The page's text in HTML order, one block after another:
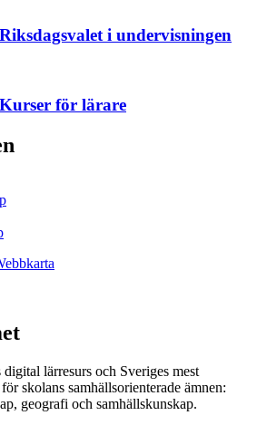
i undervisningen
för lärare
lärresurs och Sveriges mest
skolans samhällsorienterade ämnen:
geografi och samhällskunskap.